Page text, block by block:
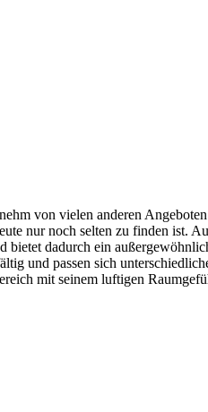
von vielen anderen
nur noch selten zu finden
bietet dadurch ein
und passen sich
mit seinem luftigen